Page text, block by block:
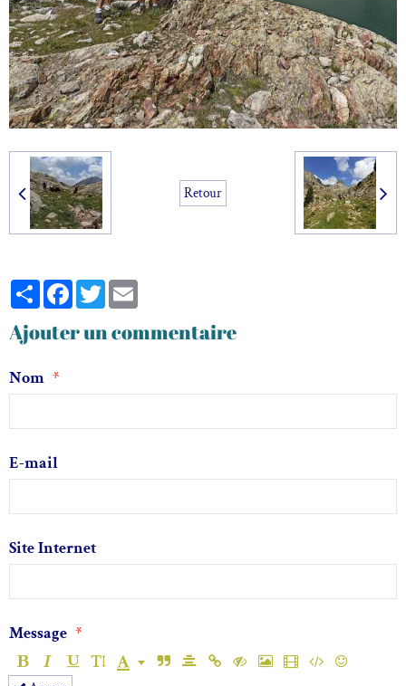
Retour
PartagerFacebook
Twitter
Ajouter un commentaire
Nom
E-mail
Site Internet
Message